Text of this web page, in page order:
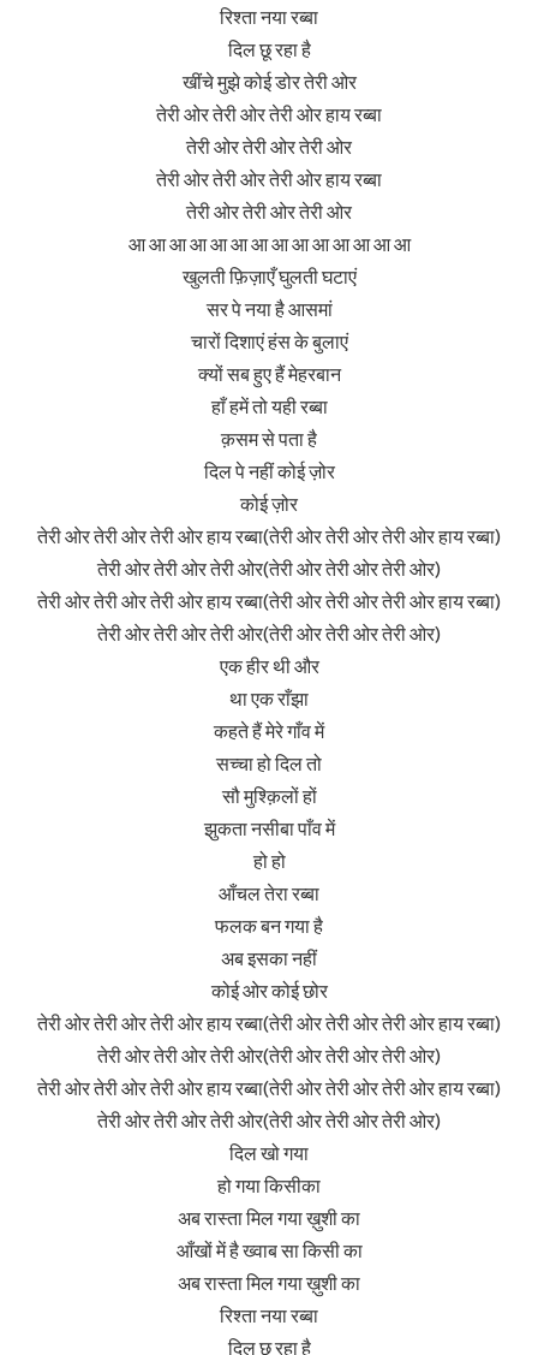
रिश्ता नया रब्बा
दिल छू रहा है
खींचे मुझे कोई डोर तेरी ओर
तेरी ओर तेरी ओर तेरी ओर हाय रब्बा
तेरी ओर तेरी ओर तेरी ओर
तेरी ओर तेरी ओर तेरी ओर हाय रब्बा
तेरी ओर तेरी ओर तेरी ओर
आ आ आ आ आ आ आ आ आ आ आ आ आ आ
खुलती फ़िज़ाएँ घुलती घटाएं
सर पे नया है आसमां
चारों दिशाएं हंस के बुलाएं
क्यों सब हुए हैं मेहरबान
हाँ हमें तो यही रब्बा
क़सम से पता है
दिल पे नहीं कोई ज़ोर
कोई ज़ोर
तेरी ओर तेरी ओर तेरी ओर हाय रब्बा(तेरी ओर तेरी ओर तेरी ओर हाय रब्बा)
तेरी ओर तेरी ओर तेरी ओर(तेरी ओर तेरी ओर तेरी ओर)
तेरी ओर तेरी ओर तेरी ओर हाय रब्बा(तेरी ओर तेरी ओर तेरी ओर हाय रब्बा)
तेरी ओर तेरी ओर तेरी ओर(तेरी ओर तेरी ओर तेरी ओर)
एक हीर थी और
था एक राँझा
कहते हैं मेरे गाँव में
सच्चा हो दिल तो
सौ मुश्क़िलों हों
झुकता नसीबा पाँव में
हो हो
आँचल तेरा रब्बा
फलक बन गया है
अब इसका नहीं
कोई ओर कोई छोर
तेरी ओर तेरी ओर तेरी ओर हाय रब्बा(तेरी ओर तेरी ओर तेरी ओर हाय रब्बा)
तेरी ओर तेरी ओर तेरी ओर(तेरी ओर तेरी ओर तेरी ओर)
तेरी ओर तेरी ओर तेरी ओर हाय रब्बा(तेरी ओर तेरी ओर तेरी ओर हाय रब्बा)
तेरी ओर तेरी ओर तेरी ओर(तेरी ओर तेरी ओर तेरी ओर)
दिल खो गया
हो गया किसीका
अब रास्ता मिल गया ख़ुशी का
आँखों में है ख्वाब सा किसी का
अब रास्ता मिल गया ख़ुशी का
रिश्ता नया रब्बा
दिल छू रहा है